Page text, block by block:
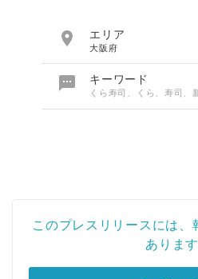
 エリア
大阪府
 キーワード
くら寿司、くら、寿司、
このプレスリリースには、
あります